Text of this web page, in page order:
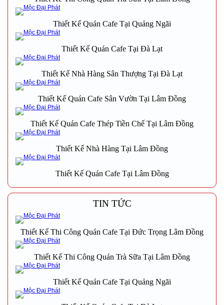
Thiết Kế Quán Cafe Tại Quảng Ngãi
Thiết Kế Quán Cafe Tại Đà Lạt
Thiết Kế Nhà Hàng Sân Thượng Tại Đà Lạt
Thiết Kế Quán Cafe Sân Vườn Tại Lâm Đồng
Thiết Kế Quán Cafe Thép Tiền Chế Tại Lâm Đồng
Thiết Kế Nhà Hàng Tại Lâm Đồng
Thiết Kế Quán Cafe Tại Lâm Đồng
TIN TỨC
Thiết Kế Thi Công Quán Cafe Tại Đức Trọng Lâm Đồng
Thiết Kế Thi Công Quán Trà Sữa Tại Lâm Đồng
Thiết Kế Quán Cafe Tại Quảng Ngãi